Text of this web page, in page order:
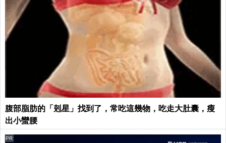
腹部脂肪的「剋星」找到了，常吃這幾物，吃走大肚囊，瘦
出小蠻腰
PR